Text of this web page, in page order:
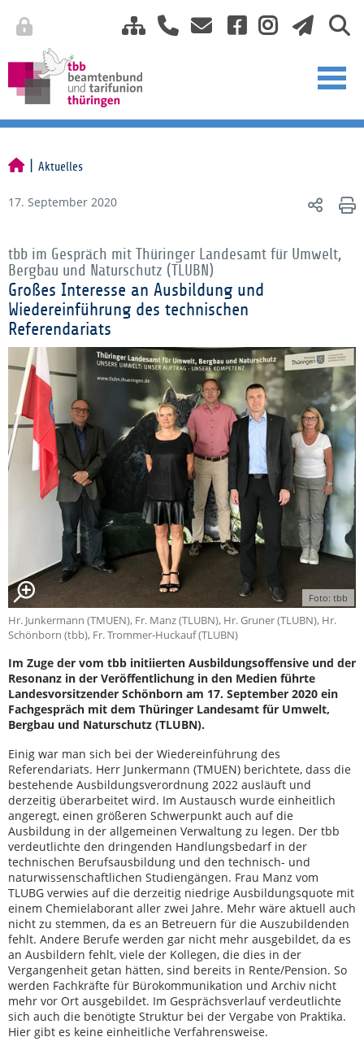
Aktuelles
17. September 2020
tbb im Gespräch mit Thüringer Landesamt für Umwelt,
Bergbau und Naturschutz (TLUBN)
Großes Interesse an Ausbildung und
Wiedereinführung des technischen
Referendariats
Foto: tbb
Hr. Junkermann (TMUEN), Fr. Manz (TLUBN), Hr. Gruner (TLUBN), Hr.
Schönborn (tbb), Fr. Trommer-Huckauf (TLUBN)
Im Zuge der vom tbb initiierten Ausbildungsoffensive und der
Resonanz in der Veröffentlichung in den Medien führte
Landesvorsitzender Schönborn am 17. September 2020 ein
Fachgespräch mit dem Thüringer Landesamt für Umwelt,
Bergbau und Naturschutz (TLUBN).
Einig war man sich bei der Wiedereinführung des
Referendariats. Herr Junkermann (TMUEN) berichtete, dass die
bestehende Ausbildungsverordnung 2022 ausläuft und
derzeitig überarbeitet wird. Im Austausch wurde einheitlich
angeregt, einen größeren Schwerpunkt auch auf die
Ausbildung in der allgemeinen Verwaltung zu legen. Der tbb
verdeutlichte den dringenden Handlungsbedarf in der
technischen Berufsausbildung und den technisch- und
naturwissenschaftlichen Studiengängen. Frau Manz vom
TLUBG verwies auf die derzeitig niedrige Ausbildungsquote mit
einem Chemielaborant aller zwei Jahre. Mehr wäre aktuell auch
nicht zu stemmen, da es an Betreuern für die Auszubildenden
fehlt. Andere Berufe werden gar nicht mehr ausgebildet, da es
an Ausbildern fehlt, viele der Kollegen, die dies in der
Vergangenheit getan hätten, sind bereits in Rente/Pension. So
werden Fachkräfte für Bürokommunikation und Archiv nicht
mehr vor Ort ausgebildet. Im Gesprächsverlauf verdeutlichte
sich auch die benötigte Struktur bei der Vergabe von Praktika.
Hier gibt es keine einheitliche Verfahrensweise.